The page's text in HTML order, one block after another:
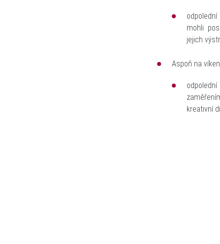
mohli
jejich
Aspoň na
kreativní